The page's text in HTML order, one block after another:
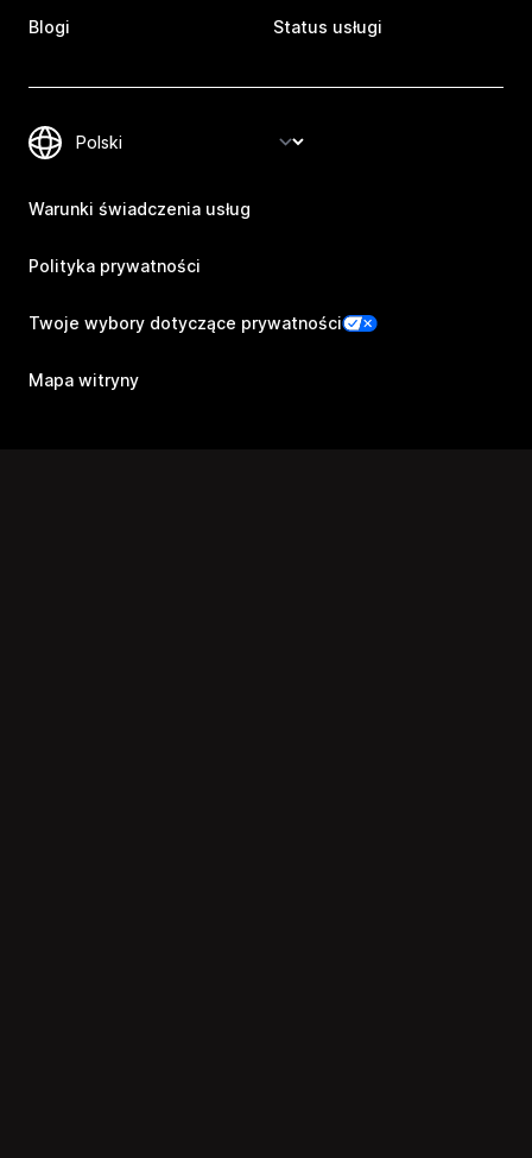
Blogi Status usługi
Warunki świadczenia usług
Polityka prywatności
Twoje wybory dotyczące prywatności
Mapa witryny